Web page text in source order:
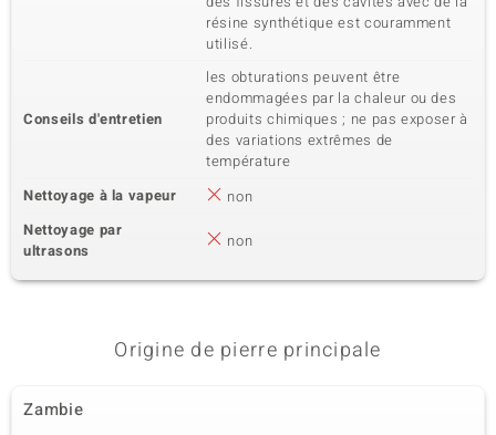
résine synthétique est couramment
utilisé.
Conseils d'entretien
les obturations peuvent être
endommagées par la chaleur ou des
produits chimiques ; ne pas exposer à
des variations extrêmes de
température
Nettoyage à la vapeur
non
Nettoyage par
ultrasons
non
Origine de pierre principale
Zambie